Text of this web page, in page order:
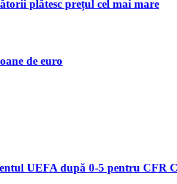
plătesc prețul cel mai mare
de euro
UEFA după 0-5 pentru CFR